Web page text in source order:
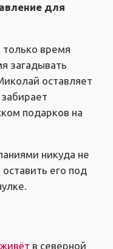
для
время
загадывать
оставляет
подарков на
никуда не
его под
живёт в северной